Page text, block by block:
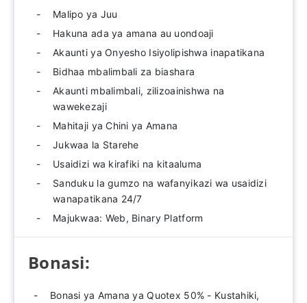
Malipo ya Juu
Hakuna ada ya amana au uondoaji
Akaunti ya Onyesho Isiyolipishwa inapatikana
Bidhaa mbalimbali za biashara
Akaunti mbalimbali, zilizoainishwa na
wawekezaji
Mahitaji ya Chini ya Amana
Jukwaa la Starehe
Usaidizi wa kirafiki na kitaaluma
Sanduku la gumzo na wafanyikazi wa usaidizi
wanapatikana 24/7
Majukwaa: Web, Binary Platform
Bonasi:
Bonasi ya Amana ya Quotex 50% - Kustahiki,